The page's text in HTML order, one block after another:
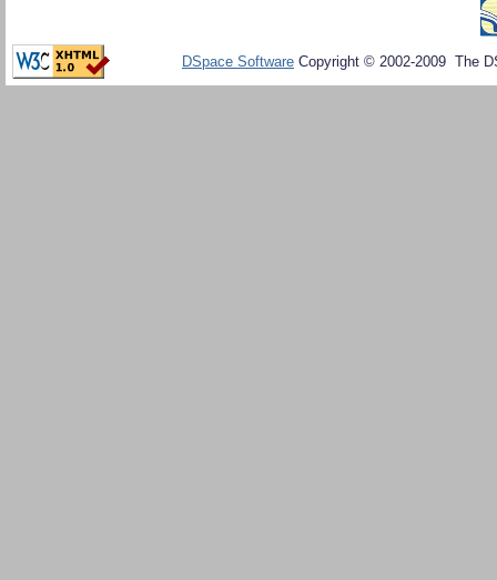
DSpace Software Copyright © 2002-2009 The